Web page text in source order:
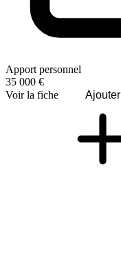
Apport personnel
35 000 €
Voir la fiche
Ajouter